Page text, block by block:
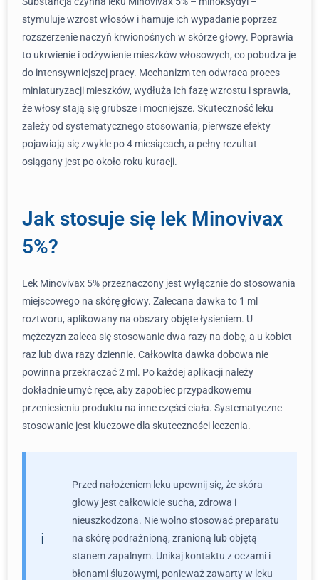
stymuluje wzrost włosów i hamuje ich wypadanie poprzez
rozszerzenie naczyń krwionośnych w skórze głowy. Poprawia
to ukrwienie i odżywienie mieszków włosowych, co pobudza je
do intensywniejszej pracy. Mechanizm ten odwraca proces
miniaturyzacji mieszków, wydłuża ich fazę wzrostu i sprawia,
że włosy stają się grubsze i mocniejsze. Skuteczność leku
zależy od systematycznego stosowania; pierwsze efekty
pojawiają się zwykle po 4 miesiącach, a pełny rezultat
osiągany jest po około roku kuracji.
Jak stosuje się lek Minovivax
5%?
Lek Minovivax 5% przeznaczony jest wyłącznie do stosowania
miejscowego na skórę głowy. Zalecana dawka to 1 ml
roztworu, aplikowany na obszary objęte łysieniem. U
mężczyzn zaleca się stosowanie dwa razy na dobę, a u kobiet
raz lub dwa razy dziennie. Całkowita dawka dobowa nie
powinna przekraczać 2 ml. Po każdej aplikacji należy
dokładnie umyć ręce, aby zapobiec przypadkowemu
przeniesieniu produktu na inne części ciała. Systematyczne
stosowanie jest kluczowe dla skuteczności leczenia.
Przed nałożeniem leku upewnij się, że skóra
głowy jest całkowicie sucha, zdrowa i
nieuszkodzona. Nie wolno stosować preparatu
na skórę podrażnioną, zranioną lub objętą
stanem zapalnym. Unikaj kontaktu z oczami i
błonami śluzowymi, ponieważ zawarty w leku